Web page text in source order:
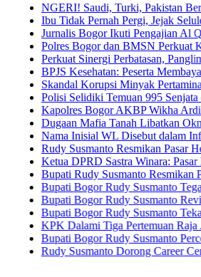
Saudi, Turki, Pakistan Bersatu,
Tidak Pernah Pergi, Jejak Seluler Tetap
Bogor Ikuti Pengajian Al Qalam,
Bogor dan BMSN Perkuat
Sinergi Perbatasan, Panglima 9
Kesehatan: Peserta Membayar di
Korupsi Minyak Pertamina
Selidiki Temuan 995 Senjata di
Bogor AKBP Wikha Ardilestanto
Mafia Tanah Libatkan Oknum
Inisial WL Disebut dalam Informasi
Susmanto Resmikan Pasar Hewan
DPRD Sastra Winara: Pasar Hewan
Rudy Susmanto Resmikan Pasar
Bogor Rudy Susmanto Tegaskan
Bogor Rudy Susmanto Revitalisasi
Bogor Rudy Susmanto Tekankan
Dalami Tiga Pertemuan Raja Juli,
Bogor Rudy Susmanto Percepat
Susmanto Dorong Career Center